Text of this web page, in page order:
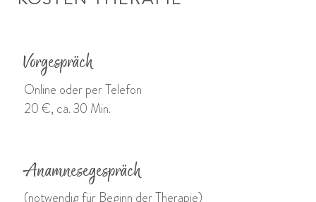
Vorgespräch
Online oder per Telefon
20 €, ca. 30 Min.
Anamnesegespräch
(notwendig für Beginn der Therapie)